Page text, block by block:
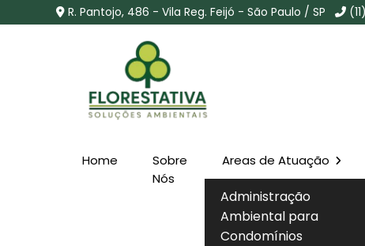
R. Pantojo, 486 - Vila Reg. Feijó - São Paulo / SP
Home
Sobre
Nós
Areas de Atuação
Administração
Ambiental para
Condomínios
Consulta Licença
Bernardo do Campo -